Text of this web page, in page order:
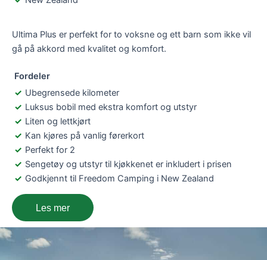
Ultima Plus er perfekt for to voksne og ett barn som ikke vil
gå på akkord med kvalitet og komfort.
Fordeler
Ubegrensede kilometer
Luksus bobil med ekstra komfort og utstyr
Liten og lettkjørt
Kan kjøres på vanlig førerkort
Perfekt for 2
Sengetøy og utstyr til kjøkkenet er inkludert i prisen
Godkjennt til Freedom Camping i New Zealand
Les mer